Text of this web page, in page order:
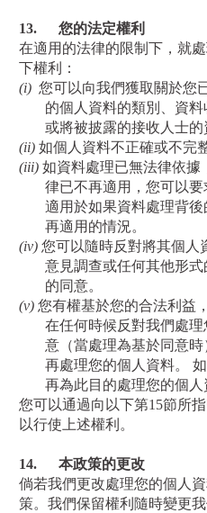
13.
您的法定權利
在適用的法律的限制下，就
下權利：
(i) 您可以向我們獲取關於您
的個人資料的類別、資
或將被披露的接收人士的
(ii) 如個人資料不正確或不完
(iii) 如資料處理已無法律依據
律已不再適用，您可以
適用於如果資料處理背
再適用的情況。
(iv) 您可以隨時反對將其個人
意見調查或任何其他形
的同意。
(v) 您有權基於您的合法利益
在任何時候反對我們處
意（當處理為基於同意
再處理您的個人資料。
再為此目的處理您的個人
您可以通過向以下第15節所
以行使上述權利。
14.
本政策的更改
倘若我們更改處理您的個人
策。我們保留權利隨時變更